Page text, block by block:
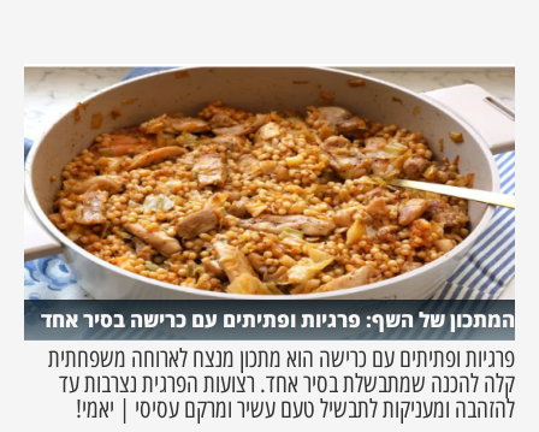
המתכון של השף: פרגיות ופתיתים עם כרישה בסיר אחד
פרגיות ופתיתים עם כרישה הוא מתכון מנצח לארוחה משפחתית
קלה להכנה שמתבשלת בסיר אחד. רצועות הפרגית נצרבות עד
להזהבה ומעניקות לתבשיל טעם עשיר ומרקם עסיסי | יאמי!